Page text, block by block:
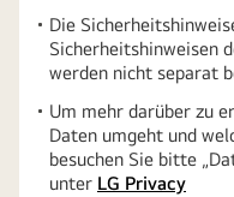
Die
Sicherheitshinweisen
werden nicht separat
Um mehr darüber zu
Daten umgeht und
besuchen Sie bitte
unter LG Privacy